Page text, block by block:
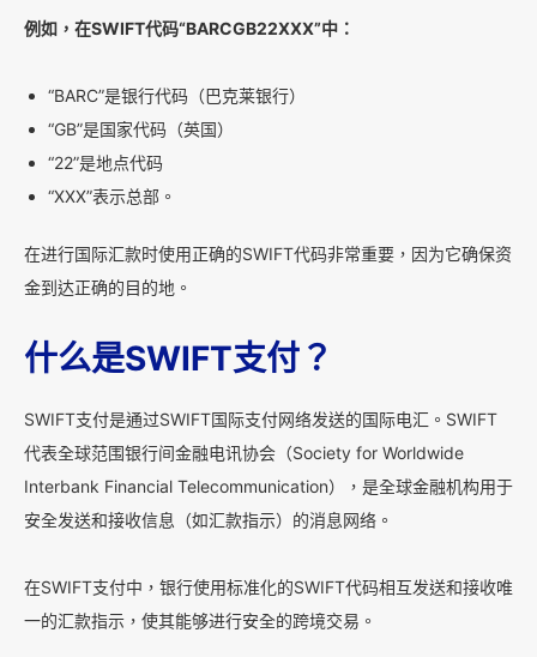
例如，在SWIFT代码“BARCGB22XXX”中：
“BARC”是银行代码（巴克莱银行）
“GB”是国家代码（英国）
“22”是地点代码
“XXX”表示总部。
在进行国际汇款时使用正确的SWIFT代码非常重要，因为它确保资
金到达正确的目的地。
什么是SWIFT支付？
SWIFT支付是通过SWIFT国际支付网络发送的国际电汇。SWIFT
代表全球范围银行间金融电讯协会（Society for Worldwide
Interbank Financial Telecommunication），是全球金融机构用于
安全发送和接收信息（如汇款指示）的消息网络。
在SWIFT支付中，银行使用标准化的SWIFT代码相互发送和接收唯
一的汇款指示，使其能够进行安全的跨境交易。